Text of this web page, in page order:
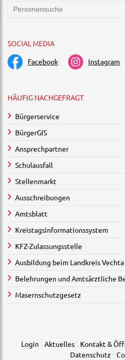
SOCIAL MEDIA
Facebook Instagram
HÄUFIG NACHGEFRAGT
Bürgerservice
BürgerGIS
Ansprechpartner
Schulausfall
Stellenmarkt
Ausschreibungen
Amtsblatt
Kreistagsinformationssystem
KFZ-Zulassungsstelle
Ausbildung beim Landkreis Vechta
Belehrungen und Amtsärztliche
Masernschutzgesetz
Login Aktuelles Kontakt &
Datenschutz